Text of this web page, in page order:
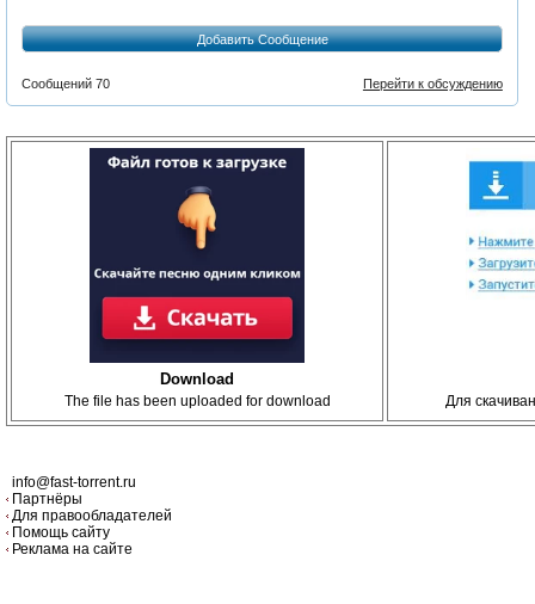
Добавить Сообщение
Сообщений 70 Перейти к обсуждению
Download
The file has been uploaded for download Для
info@fast-torrent.ru
Партнёры
Для правообладателей
Помощь сайту
Реклама на сайте